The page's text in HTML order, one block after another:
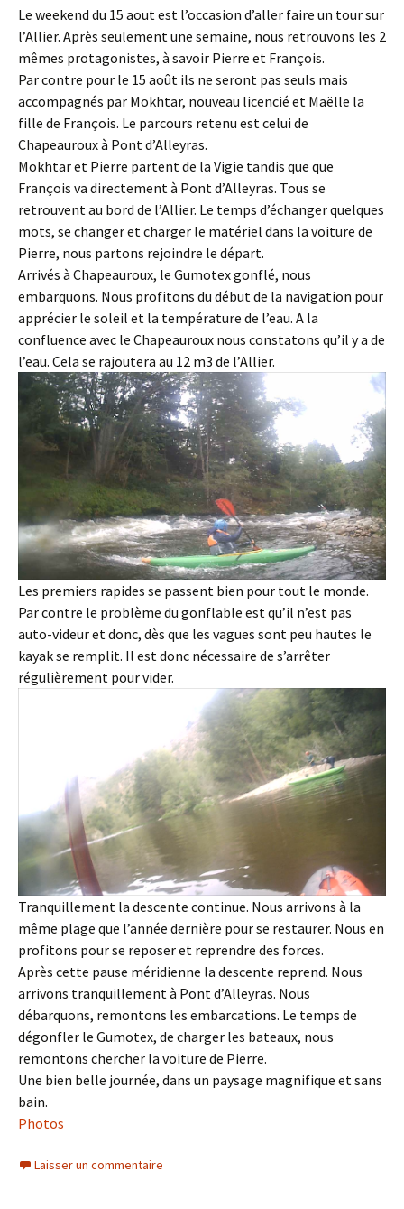
Le weekend du 15 aout est l’occasion d’aller faire un tour sur
l’Allier. Après seulement une semaine, nous retrouvons les 2
mêmes protagonistes, à savoir Pierre et François.
Par contre pour le 15 août ils ne seront pas seuls mais
accompagnés par Mokhtar, nouveau licencié et Maëlle la
fille de François. Le parcours retenu est celui de
Chapeauroux à Pont d’Alleyras.
Mokhtar et Pierre partent de la Vigie tandis que que
François va directement à Pont d’Alleyras. Tous se
retrouvent au bord de l’Allier. Le temps d’échanger quelques
mots, se changer et charger le matériel dans la voiture de
Pierre, nous partons rejoindre le départ.
Arrivés à Chapeauroux, le Gumotex gonflé, nous
embarquons. Nous profitons du début de la navigation pour
apprécier le soleil et la température de l’eau. A la
confluence avec le Chapeauroux nous constatons qu’il y a de
l’eau. Cela se rajoutera au 12 m3 de l’Allier.
Les premiers rapides se passent bien pour tout le monde.
Par contre le problème du gonflable est qu’il n’est pas
auto-videur et donc, dès que les vagues sont peu hautes le
kayak se remplit. Il est donc nécessaire de s’arrêter
régulièrement pour vider.
Tranquillement la descente continue. Nous arrivons à la
même plage que l’année dernière pour se restaurer. Nous en
profitons pour se reposer et reprendre des forces.
Après cette pause méridienne la descente reprend. Nous
arrivons tranquillement à Pont d’Alleyras. Nous
débarquons, remontons les embarcations. Le temps de
dégonfler le Gumotex, de charger les bateaux, nous
remontons chercher la voiture de Pierre.
Une bien belle journée, dans un paysage magnifique et sans
bain.
Photos
Laisser un commentaire